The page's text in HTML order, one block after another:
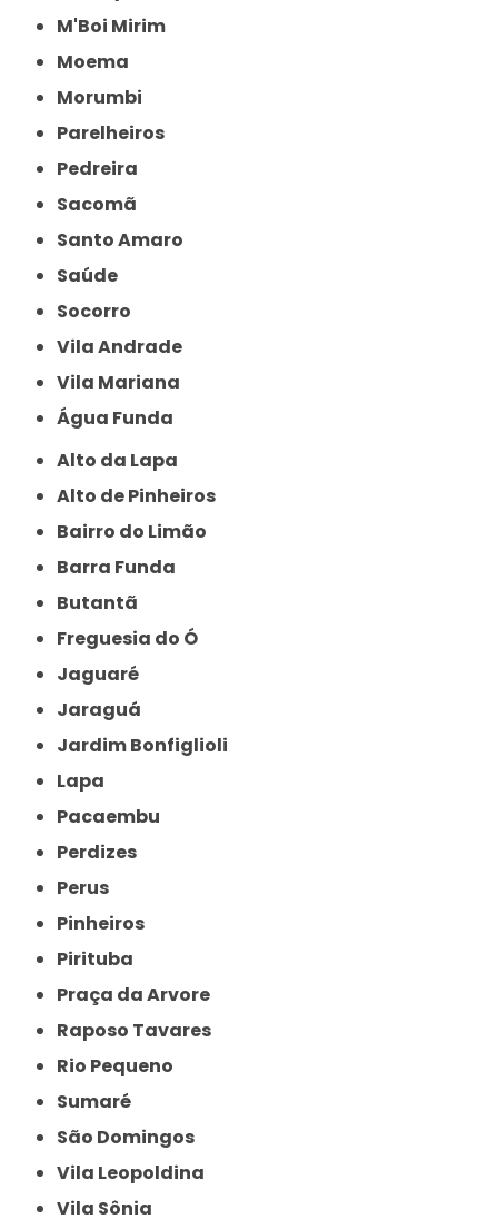
M'Boi Mirim
Moema
Morumbi
Parelheiros
Pedreira
Sacomã
Santo Amaro
Saúde
Socorro
Vila Andrade
Vila Mariana
Água Funda
Alto da Lapa
Alto de Pinheiros
Bairro do Limão
Barra Funda
Butantã
Freguesia do Ó
Jaguaré
Jaraguá
Jardim Bonfiglioli
Lapa
Pacaembu
Perdizes
Perus
Pinheiros
Pirituba
Praça da Arvore
Raposo Tavares
Rio Pequeno
Sumaré
São Domingos
Vila Leopoldina
Vila Sônia